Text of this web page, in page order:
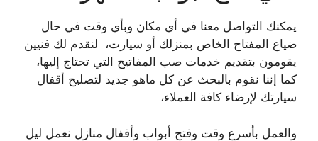
يمكنك التواصل معنا في أي مكان وبأي وقت في حال
ضياع المفتاح الخاص بمنزلك أو سيارت، لنقدم لك فنيين
يقومون بتقديم خدمات صب المفاتيح التي تحتاج إليها،
كما إننا نقوم بالبحث عن كل ماهو جديد لتصليح أقفال
سيارتك لإرضاء كافة العملاء،
والعمل بأسرع وقت وفتح أبواب وأقفال منازل نعمل ليل